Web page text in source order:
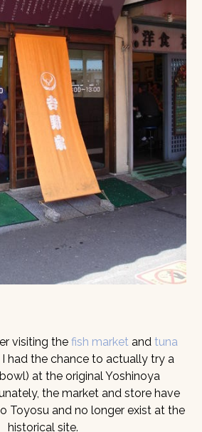
visiting the fish market and tuna
I had the chance to actually try a
at the original Yoshinoya
the market and store have
Toyosu and no longer exist at the
historical site.